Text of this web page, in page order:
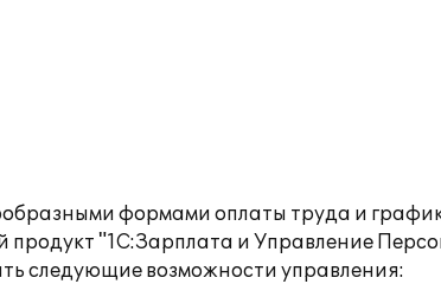
формами оплаты труда и
"1С:Зарплата и Управление
следующие возможности управления: